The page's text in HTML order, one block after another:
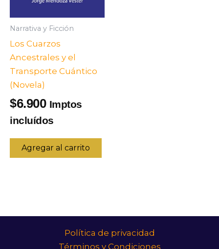
Narrativa y Ficción
Los Cuarzos
Ancestrales y el
Transporte Cuántico
(Novela)
$6.900 Imptos
incluídos
Agregar al carrito
Política de privacidad
Términos y Condiciones